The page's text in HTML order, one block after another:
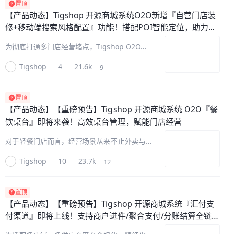
置顶
【产品动态】 Tigshop 开源商城系统O2O新增『自营门店装
修+移动端搜索风格配置』功能！搭配POI智能定位，助力小
为彻底打通多门店经营堵点，Tigshop O2O版
索风格配置』两大核心能力。一方面赋予自营门
Tigshop 4 21.6k 9
置顶
【产品动态】
【重磅预告】Tigshop 开源商城系统 O2O『餐
饮桌台』即将来袭！高效桌台管理，赋能门店经营
对于轻餐门店而言，经营场景从来不止外卖与自
数字化经营的短板。Tigshop 开源商城系统
Tigshop 10 23.7k 12
置顶
【产品动态】
【重磅预告】Tigshop 开源商城系统『汇付支
付渠道』即将上线！支持商户进件/聚合支付/分账结算全链路